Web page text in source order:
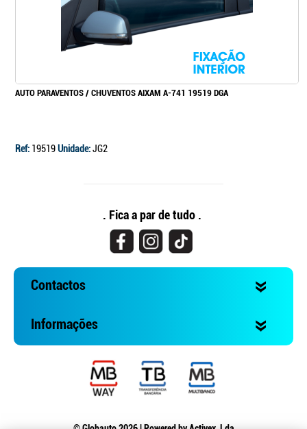
AUTO PARAVENTOS / CHUVENTOS AIXAM A-741 19519 DGA
Ref: 19519Unidade:JG2
. Fica a par de tudo .
Contactos
Informações